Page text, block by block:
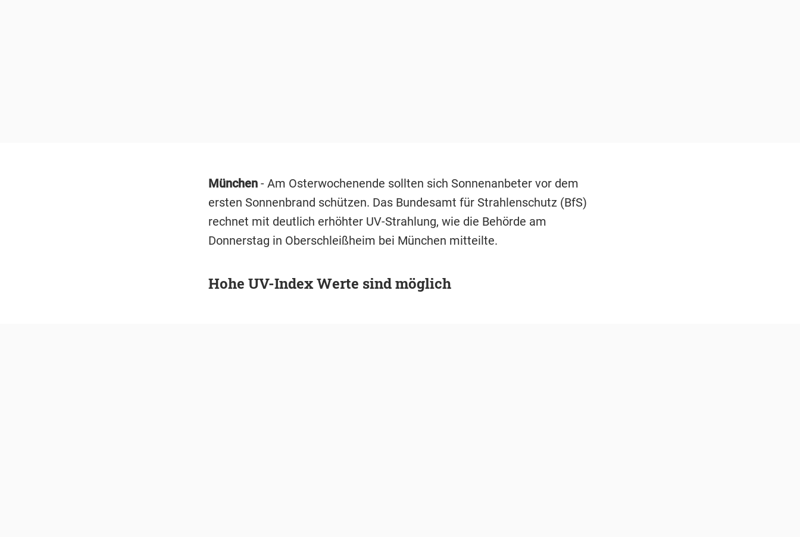
München - Am Osterwochenende sollten sich Sonnenanbeter vor dem
ersten Sonnenbrand schützen. Das Bundesamt für Strahlenschutz (BfS)
rechnet mit deutlich erhöhter UV-Strahlung, wie die Behörde am
Donnerstag in Oberschleißheim bei München mitteilte.
Hohe UV-Index Werte sind möglich